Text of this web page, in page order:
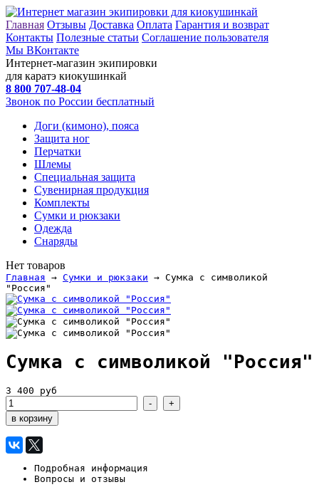
Главная Отзывы Доставка Оплата Гарантия и возврат
Контакты Полезные статьи Соглашение пользователя
Мы ВКонтакте
Интернет-магазин экипировки
для каратэ киокушинкай
8 800 707-48-04
Звонок по России бесплатный
Доги (кимоно), пояса
Защита ног
Перчатки
Шлемы
Специальная защита
Сувенирная продукция
Комплекты
Сумки и рюкзаки
Одежда
Снаряды
Нет товаров
Главная → Сумки и рюкзаки → Сумка с символикой
"Россия"
Сумка с символикой "Россия"
3 400 руб
Подробная информация
Вопросы и отзывы